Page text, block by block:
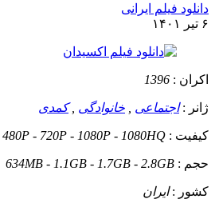
دانلود فیلم ایرانی
۶ تیر ۱۴۰۱
اکران : 1396
ژانر :اجتماعی خانوادگی ,کمدی
کیفیت : 480P - 720P - 1080P - 1080HQ
حجم : 634MB - 1.1GB - 1.7GB - 2.8GB
کشور :ایران